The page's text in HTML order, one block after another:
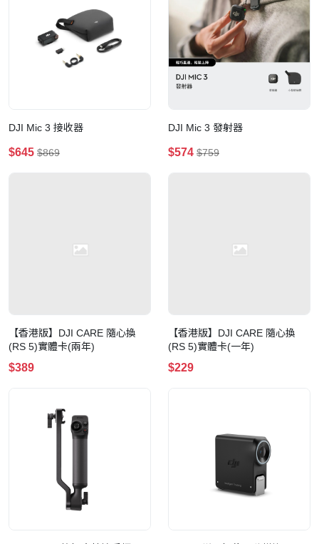
DJI Mic 3 接收器
$645 $869
DJI Mic 3 發射器
$574 $759
【香港版】DJI CARE 隨心換
(RS 5)實體卡(兩年)
$389
【香港版】DJI CARE 隨心換
(RS 5)實體卡(一年)
$229